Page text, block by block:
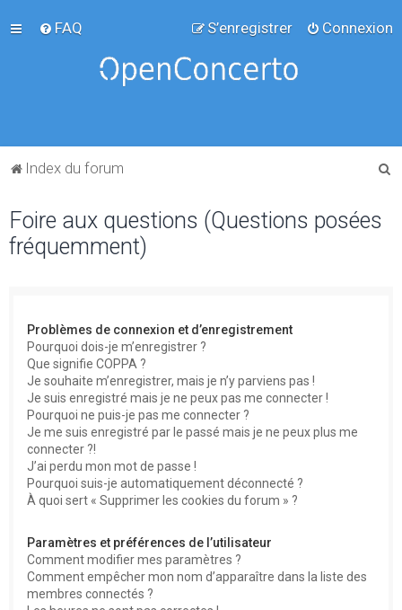
FAQ Connexion
S’enregistrer
Index du forum
Foire aux questions (Questions posées
fréquemment)
Problèmes de connexion et d’enregistrement
Pourquoi dois-je m’enregistrer ?
Que signifie COPPA ?
Je souhaite m’enregistrer, mais je n’y parviens pas !
Je suis enregistré mais je ne peux pas me connecter !
Pourquoi ne puis-je pas me connecter ?
Je me suis enregistré par le passé mais je ne peux plus me
connecter ?!
J’ai perdu mon mot de passe !
Pourquoi suis-je automatiquement déconnecté ?
À quoi sert « Supprimer les cookies du forum » ?
Paramètres et préférences de l’utilisateur
Comment modifier mes paramètres ?
Comment empêcher mon nom d’apparaître dans la liste des
membres connectés ?